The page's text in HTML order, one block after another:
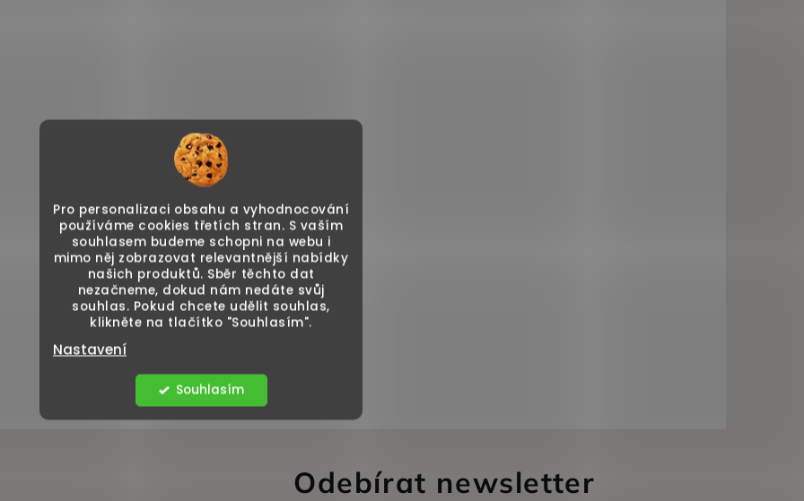
Pro personalizaci obsahu a vyhodnocování
používáme cookies třetích stran. S vaším
souhlasem budeme schopni na webu i
mimo něj zobrazovat relevantnější nabídky
našich produktů. Sběr těchto dat
nezačneme, dokud nám nedáte svůj
souhlas. Pokud chcete udělit souhlas,
klikněte na tlačítko "Souhlasím".
Nastavení
Souhlasím
Odebírat newsletter